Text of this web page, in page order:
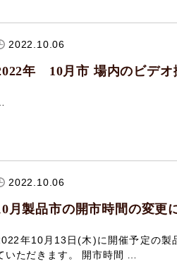
2022.10.06
年 10月市 場内のビデオ
2022.10.06
月製品市の開市時間の変更
年10月13日(木)に開催予定の製
いただきます。 開市時間 …